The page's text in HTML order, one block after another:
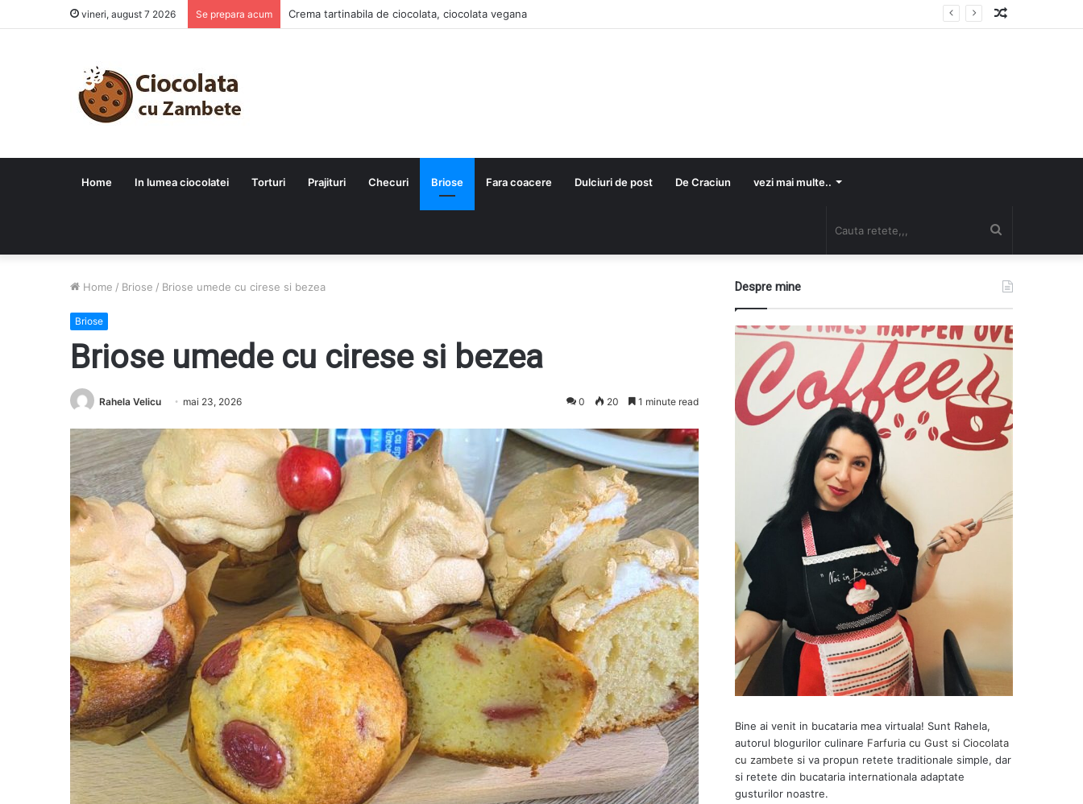
vineri, august 7 2026 Se prepara acum Crema tartinabila de ciocolata, ciocolata vegana
Home In lumea ciocolatei Torturi Prajituri Checuri Briose Fara coacere Dulciuri de post De Craciun vezi mai multe..
retete,,,
Home / Briose / Briose umede cu cirese si bezea
Briose
Briose umede cu cirese si bezea
Rahela Velicu mai 23, 2026 0 20 1 minute read
Despre mine
Bine ai venit in bucataria mea virtuala! Sunt Rahela,
autorul blogurilor culinare Farfuria cu Gust siCiocolata
cu zambete si va propun retete traditionale simple, dar
si retete din bucataria internationala adaptate
gusturilor noastre.